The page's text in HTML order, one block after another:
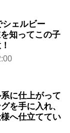
シェルビー
知ってこの子
に仕上がって
を手に入れ、
へ仕立ててい